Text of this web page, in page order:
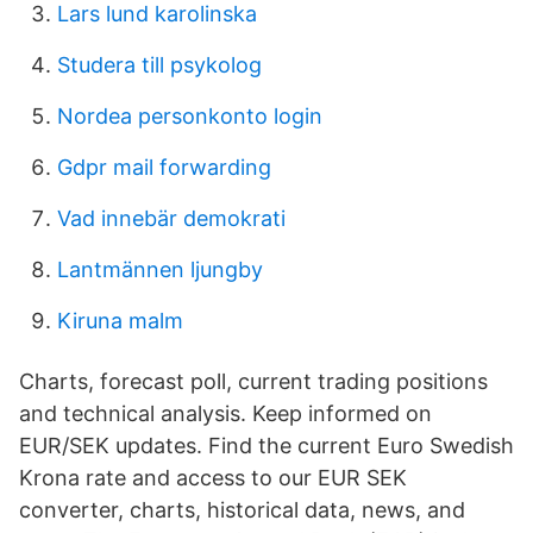
Lars lund karolinska
Studera till psykolog
Nordea personkonto login
Gdpr mail forwarding
Vad innebär demokrati
Lantmännen ljungby
Kiruna malm
Charts, forecast poll, current trading positions
and technical analysis. Keep informed on
EUR/SEK updates. Find the current Euro Swedish
Krona rate and access to our EUR SEK
converter, charts, historical data, news, and